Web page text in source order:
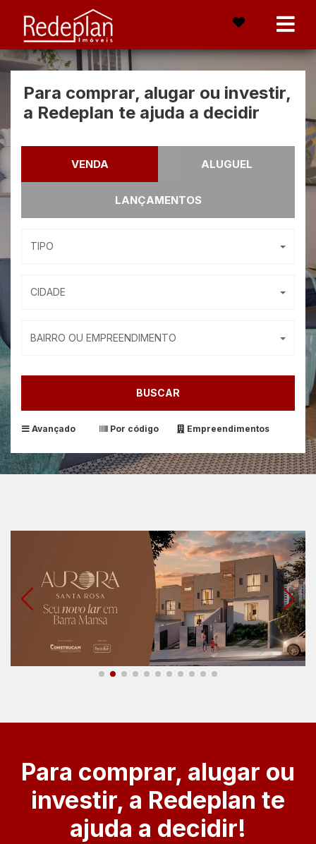
Para comprar, alugar ou investir,
a Redeplan te ajuda a decidir
VENDA ALUGUEL
LANÇAMENTOS
TIPO
CIDADE
BAIRRO OU EMPREENDIMENTO
BUSCAR
Avançado Por código Empreendimentos
Para comprar, alugar ou
investir, a Redeplan te
ajuda a decidir!